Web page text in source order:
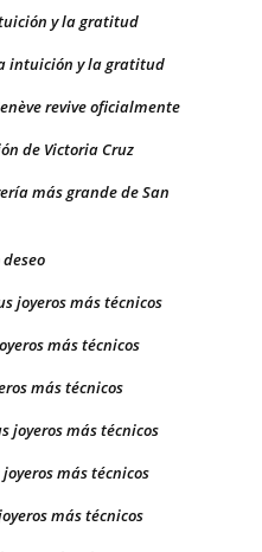
y la gratitud
intuición y la gratitud
revive oficialmente
de Victoria Cruz
más grande de San
joyeros más técnicos
más técnicos
más técnicos
joyeros más técnicos
joyeros más técnicos
más técnicos